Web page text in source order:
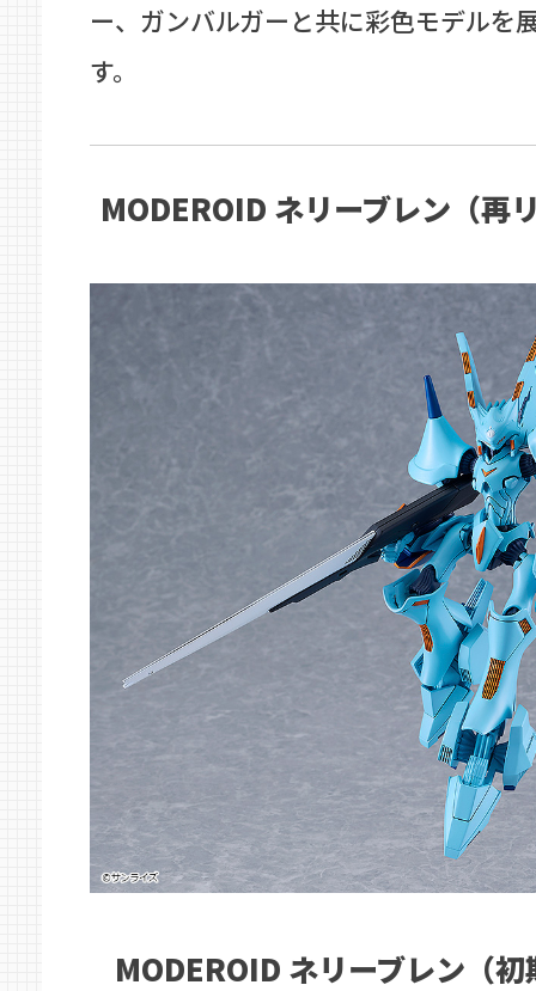
ー、ガンバルガーと共に彩色モデルを
す。
MODEROID ネリーブレン（再
MODEROID ネリーブレン（